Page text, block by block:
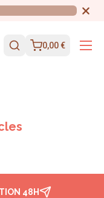
0,00 €
48H